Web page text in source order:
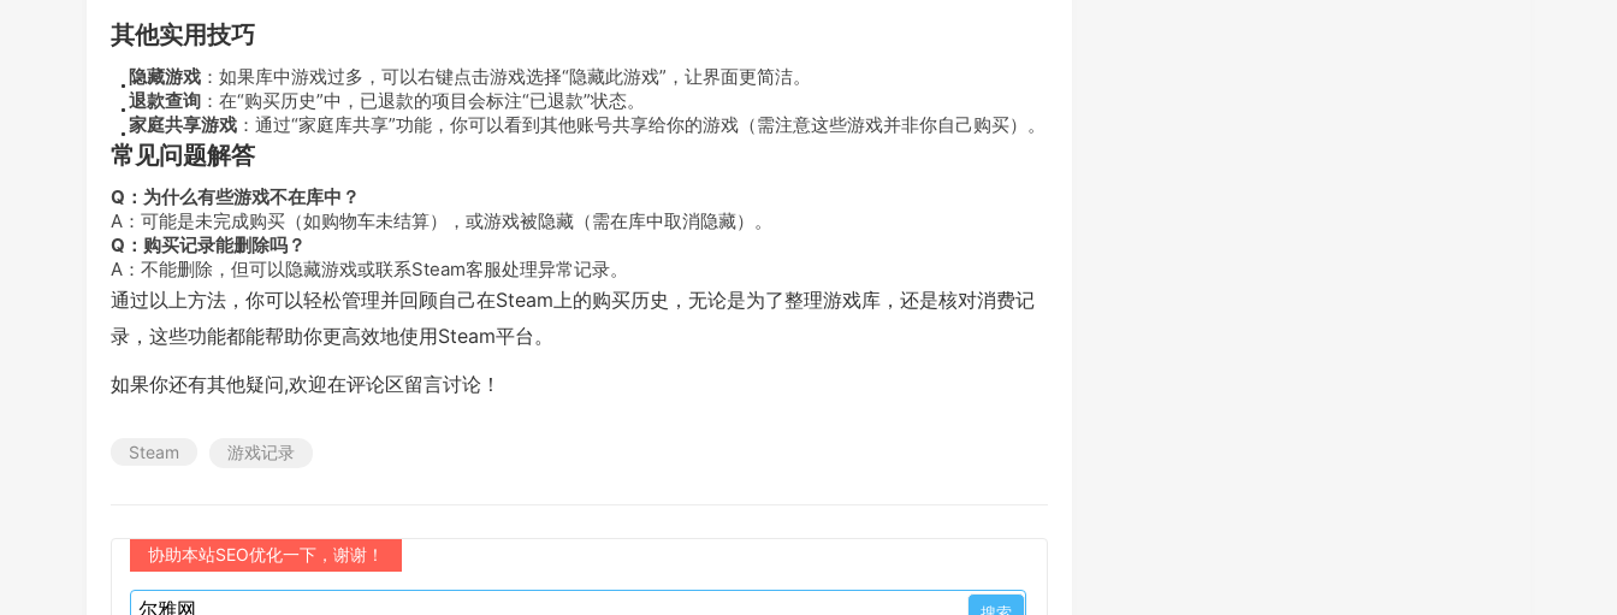
其他实用技巧
隐藏游戏 ：如果库中游戏过多，可以右键点击游戏选择“隐藏此游戏”，让界面更简洁。
退款查询 ：在“购买历史”中，已退款的项目会标注“已退款”状态。
家庭共享游戏 ：通过“家庭库共享”功能，你可以看到其他账号共享给你的游戏（需注意这些游戏并非你自己购买）。
常见问题解答
Q：为什么有些游戏不在库中？
A：可能是未完成购买（如购物车未结算），或游戏被隐藏（需在库中取消隐藏）。
Q：购买记录能删除吗？
A：不能删除，但可以隐藏游戏或联系Steam客服处理异常记录。
通过以上方法，你可以轻松管理并回顾自己在Steam上的购买历史，无论是为了整理游戏库，还是核对消费记
录，这些功能都能帮助你更高效地使用Steam平台。
如果你还有其他疑问,欢迎在评论区留言讨论！
Steam 游戏记录
协助本站SEO优化一下，谢谢！